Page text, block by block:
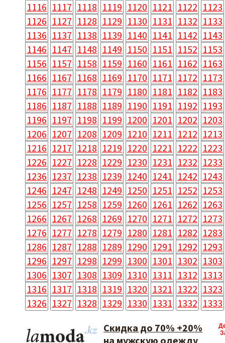
1116 1117 1118 1119 1120 1121 1122 1123
1126 1127 1128 1129 1130 1131 1132 1133
1136 1137 1138 1139 1140 1141 1142 1143
1146 1147 1148 1149 1150 1151 1152 1153
1156 1157 1158 1159 1160 1161 1162 1163
1166 1167 1168 1169 1170 1171 1172 1173
1176 1177 1178 1179 1180 1181 1182 1183
1186 1187 1188 1189 1190 1191 1192 1193
1196 1197 1198 1199 1200 1201 1202 1203
1206 1207 1208 1209 1210 1211 1212 1213
1216 1217 1218 1219 1220 1221 1222 1223
1226 1227 1228 1229 1230 1231 1232 1233
1236 1237 1238 1239 1240 1241 1242 1243
1246 1247 1248 1249 1250 1251 1252 1253
1256 1257 1258 1259 1260 1261 1262 1263
1266 1267 1268 1269 1270 1271 1272 1273
1276 1277 1278 1279 1280 1281 1282 1283
1286 1287 1288 1289 1290 1291 1292 1293
1296 1297 1298 1299 1300 1301 1302 1303
1306 1307 1308 1309 1310 1311 1312 1313
1316 1317 1318 1319 1320 1321 1322 1323
1326 1327 1328 1329 1330 1331 1332 1333
Скидка до 70% +20%
на мужскую одежду